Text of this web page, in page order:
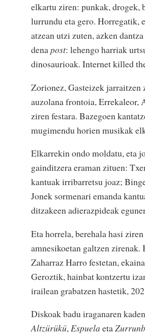
elkartu ziren: punkak, drogek,
lurrundu eta gero. Horregatik,
atzean utzi zuten, azken
denapost: lehengo harriak
dinosaurioak. Internet killed
Zorionez, Gasteizek jarraitzen
auzolana frontoia, Errekaleor,
ziren festara. Bazegoen
mugimendu horien musikak
Elkarrekin ondo moldatu, eta
gainditzera eraman zituen:
kantuak irribarretsu joaz;
Jonek sormenari emanda
ditzakeen adierazpideak
Eta horrela, berehala hasi
amnesikoetan galtzen
Zaharraz Harro festetan,
Geroztik, hainbat kontzertu
irailean grabatzen hastetik,
Diskoak badu iraganaren
Altzürükü,Espuela eta